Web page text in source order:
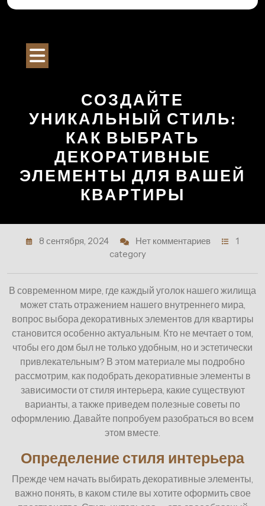
Перейти
СОЗДАЙТЕ
УНИКАЛЬНЫЙ СТИЛЬ:
КАК ВЫБРАТЬ
ДЕКОРАТИВНЫЕ
ЭЛЕМЕНТЫ ДЛЯ ВАШЕЙ
КВАРТИРЫ
8 сентября, 2024 Нет комментариев
1
category
В современном мире, где каждый уголок нашего жилища
может стать отражением нашего внутреннего мира,
вопрос выбора декоративных элементов для квартиры
становится особенно актуальным. Кто не мечтает о том,
чтобы его дом был не только удобным, но и эстетически
привлекательным? В этом материале мы подробно
рассмотрим, как подобрать декоративные элементы в
зависимости от стиля интерьера, какие существуют
варианты, а также приведем полезные советы по
оформлению. Давайте попробуем разобраться во всем
этом вместе.
Определение стиля интерьера
Прежде чем начать выбирать декоративные элементы,
важно понять, в каком стиле вы хотите оформить свое